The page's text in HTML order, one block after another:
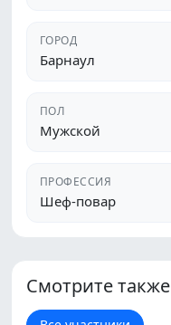
ГОРОД
Барнаул
ПОЛ
Мужской
ПРОФЕССИЯ
Шеф-повар
Смотрите также